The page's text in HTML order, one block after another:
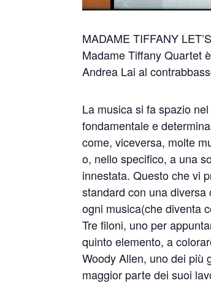
MADAME TIFFANY
Madame Tiffany Quartet
Andrea Lai al
La musica si fa spazio
fondamentale e
come, viceversa, molte
o, nello specifico, a una
innestata. Questo che vi
standard con una
ogni musica(che diventa
Tre filoni, uno per
quinto elemento, a
Woody Allen, uno dei più
maggior parte dei suoi